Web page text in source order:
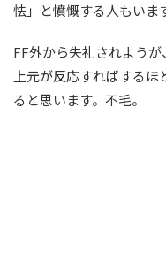
怯」と憤慨する人もいま
FF外から失礼されよう
上元が反応すればする
ると思います。不毛。